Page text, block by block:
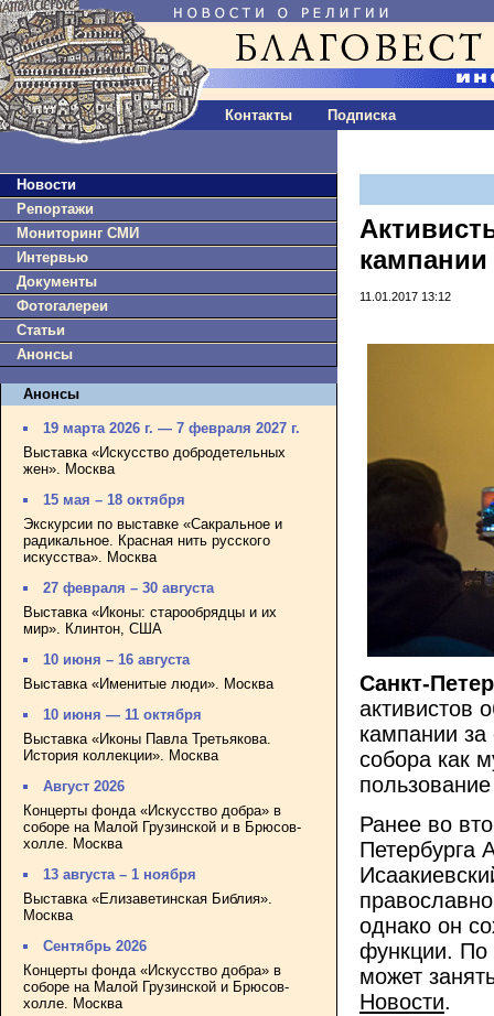
Контакты Подписка
Новости
Репортажи
Мониторинг СМИ
Интервью
Документы
Фотогалереи
Статьи
Анонсы
Анонсы
19 марта 2026 г. — 7 февраля 2027 г.
Выставка «Искусство добродетельных
жен». Москва
15 мая – 18 октября
Экскурсии по выставке «Сакральное и
радикальное. Красная нить русского
искусства». Москва
27 февраля – 30 августа
Выставка «Иконы: старообрядцы и их
мир». Клинтон, США
10 июня – 16 августа
Выставка «Именитые люди». Москва
10 июня — 11 октября
Выставка «Иконы Павла Третьякова.
История коллекции». Москва
Август 2026
Концерты фонда «Искусство добра» в
соборе на Малой Грузинской и в Брюсов-
холле. Москва
13 августа – 1 ноября
Выставка «Елизаветинская Библия».
Москва
Сентябрь 2026
Концерты фонда «Искусство добра» в
соборе на Малой Грузинской и Брюсов-
холле. Москва
11.01.2017 13:12
Санкт-
активистов
кампании за
собора как
Ранее во
Петербурга
однако он
функции. По
может
Новости.